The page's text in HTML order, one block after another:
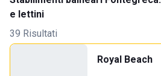
e lettini
39 Risultati
Royal Beach